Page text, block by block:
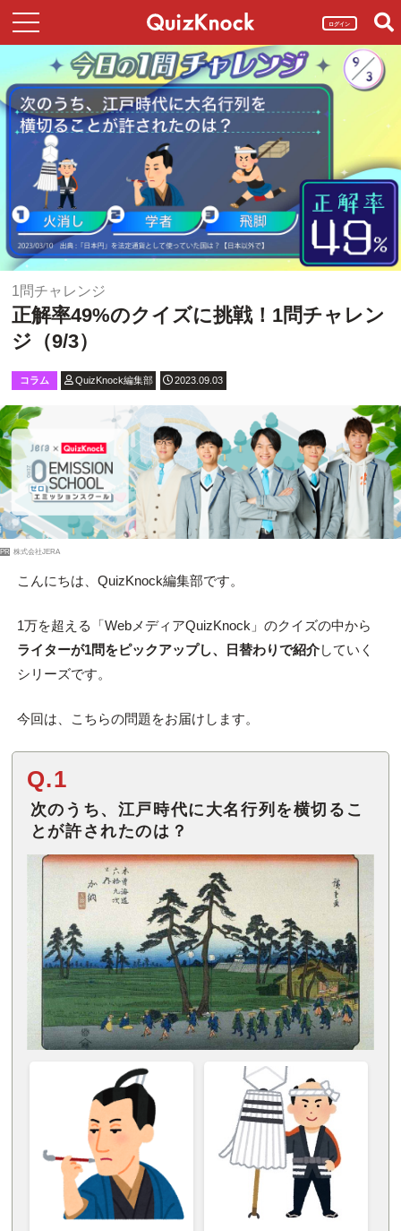
ログイン
1問チャレンジ
正解率49%のクイズに挑戦！1問チャレン
ジ（9/3）
コラム QuizKnock編集部 2023.09.03
PR 株式会社JERA
こんにちは、QuizKnock編集部です。
1万を超える「WebメディアQuizKnock」のクイズの中から
ライターが1問をピックアップし、日替わりで紹介していく
シリーズです。
今回は、こちらの問題をお届けします。
Q.1
次のうち、江戸時代に大名行列を横切るこ
とが許されたのは？